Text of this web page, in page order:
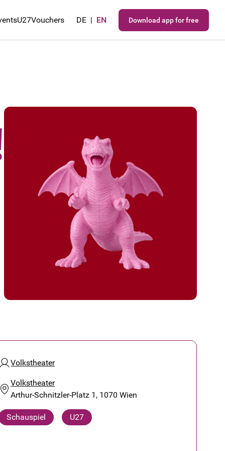
U27Vouchers DE | EN Download app for free
Volkstheater
Volkstheater
Arthur-Schnitzler-Platz 1, 1070 Wien
Schauspiel U27